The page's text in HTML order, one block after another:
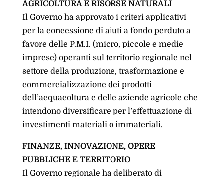
AGRICOLTURA E RISORSE NATURALI
Il Governo ha approvato i criteri applicativi
per la concessione di aiuti a fondo perduto a
favore delle P.M.I. (micro, piccole e medie
imprese) operanti sul territorio regionale nel
settore della produzione, trasformazione e
commercializzazione dei prodotti
dell’acquacoltura e delle aziende agricole che
intendono diversificare per l’effettuazione di
investimenti materiali o immateriali.
FINANZE, INNOVAZIONE, OPERE
PUBBLICHE E TERRITORIO
Il Governo regionale ha deliberato di